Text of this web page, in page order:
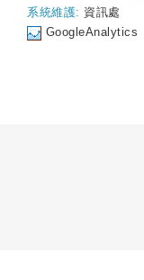
系統維護: 資訊處
GoogleAnalytics